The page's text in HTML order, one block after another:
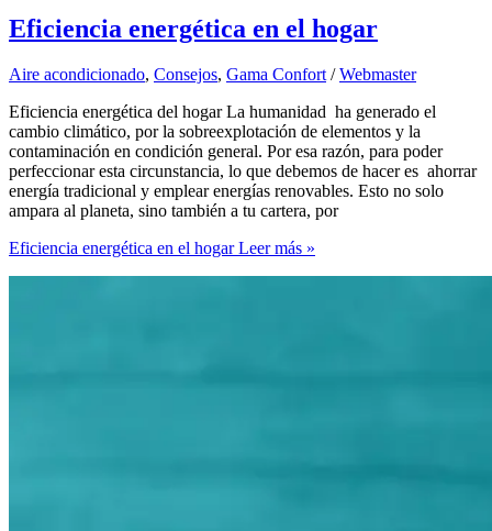
Eficiencia energética en el hogar
Aire acondicionado, Consejos, Gama Confort/Webmaster
Eficiencia energética del hogar La humanidad ha generado el
cambio climático, por la sobreexplotación de elementos y la
contaminación en condición general. Por esa razón, para poder
perfeccionar esta circunstancia, lo que debemos de hacer es ahorrar
energía tradicional y emplear energías renovables. Esto no solo
ampara al planeta, sino también a tu cartera, por
Eficiencia energética en el hogarLeer más »